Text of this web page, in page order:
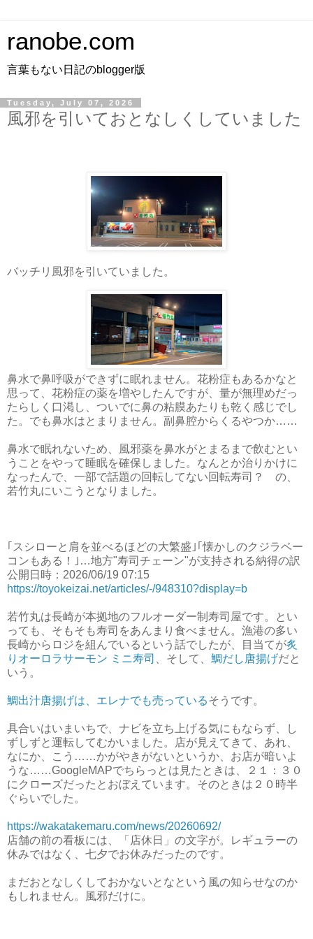
ranobe.com
言葉もない日記のblogger版
Tuesday, July 07, 2026
風邪を引いておとなしくしていました
バッチリ風邪を引いていました。
鼻水で鼻呼吸ができずに眠れません。花粉症もあるかなと
思って、花粉症の薬を増やしたんですが、量が無理めだっ
たらしく口渇し、ついでに鼻の粘膜あたりも乾く感じでし
た。でも鼻水はとまりません。副鼻腔からくるやつか……
鼻水で眠れないため、風邪薬を鼻水がとまるまで飲むとい
うことをやって睡眠を確保しました。なんとか治りかけに
なったんで、一部で話題の回転してない回転寿司？ の、
若竹丸にいこうとなりました。
｢スシローと肩を並べるほどの大繁盛｣｢懐かしのクジラベー
コンもある！｣…地方"寿司チェーン"が支持される納得の訳
公開日時：2026/06/19 07:15
https://toyokeizai.net/articles/-/948310?display=b
若竹丸は長崎が本拠地のフルオーダー制寿司屋です。とい
っても、そもそも寿司をあんまり食べません。漁港の多い
長崎からロジを組んでいるという話でしたが、目当てが炙
りオーロラサーモン ミニ寿司
、そして、 鯛だし唐揚げだと
いう。
鯛出汁唐揚げは、エレナでも売っているそうです。
具合いはいまいちで、ナビを立ち上げる気にもならず、し
ずしずと運転してむかいました。店が見えてきて、あれ、
なにか、こう……かがやきがないというか、お店が暗いよ
うな……GoogleMAPでちらっとは見たときは、２１：３０
にクローズだったとおぼえています。そのときは２０時半
ぐらいでした。
https://wakatakemaru.com/news/20260692/
店舗の前の看板には、「店休日」の文字が。レギュラーの
休みではなく、七夕でお休みだったのです。
まだおとなしくしておかないとなという風の知らせなのか
もしれません。風邪だけに。